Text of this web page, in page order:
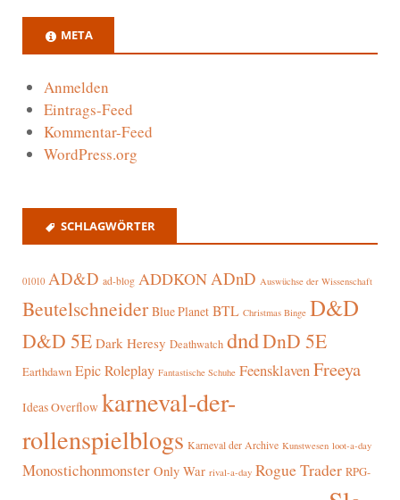
META
Anmelden
Eintrags-Feed
Kommentar-Feed
WordPress.org
SCHLAGWÖRTER
01010 AD&D ad-blog ADDKONADnD Auswüchse der Wissenschaft
Beutelschneider Blue Planet BTL Christmas Binge D&D
D&D 5E Dark Heresy Deathwatch dndDnD 5E
Earthdawn Epic Roleplay Fantastische Schuhe FeensklavenFreeya
Ideas Overflow karneval-der-
rollenspielblogs Karneval der Archive Kunstwesen loot-a-day
Monostichonmonster Only War rival-a-day Rogue Trader RPG-